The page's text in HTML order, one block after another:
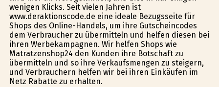
wenigen Klicks. Seit vielen Jahren ist
www.deraktionscode.de eine ideale Bezugsseite für
Shops des Online-Handels, um ihre Gutscheincodes
dem Verbraucher zu übermitteln und helfen diesen bei
ihren Werbekampagnen. Wir helfen Shops wie
Matratzenshop24 den Kunden ihre Botschaft zu
übermitteln und so ihre Verkaufsmengen zu steigern,
und Verbrauchern helfen wir bei ihren Einkäufen im
Netz Rabatte zu erhalten.